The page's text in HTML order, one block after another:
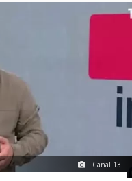
Canal 13